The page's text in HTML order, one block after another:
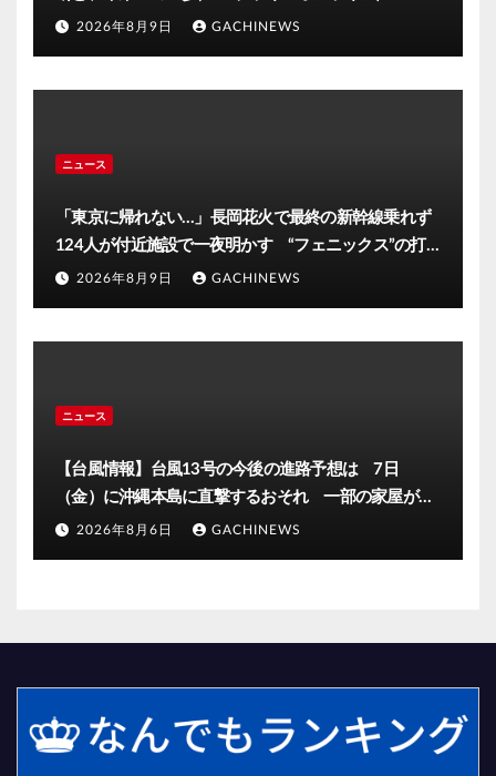
2026年8月9日 GACHINEWS
ニュース
「東京に帰れない…」長岡花火で最終の新幹線乗れず
124人が付近施設で一夜明かす “フェニックス”の打
ち上げ時間後ろ倒しの影響は?「分散退場には一定の
2026年8月9日 GACHINEWS
ニュース
【台風情報】台風13号の今後の進路予想は 7日
（金）に沖縄本島に直撃するおそれ 一部の家屋が倒
壊するおそれがある猛烈な風が吹く見込み(FNNプライ
2026年8月6日 GACHINEWS